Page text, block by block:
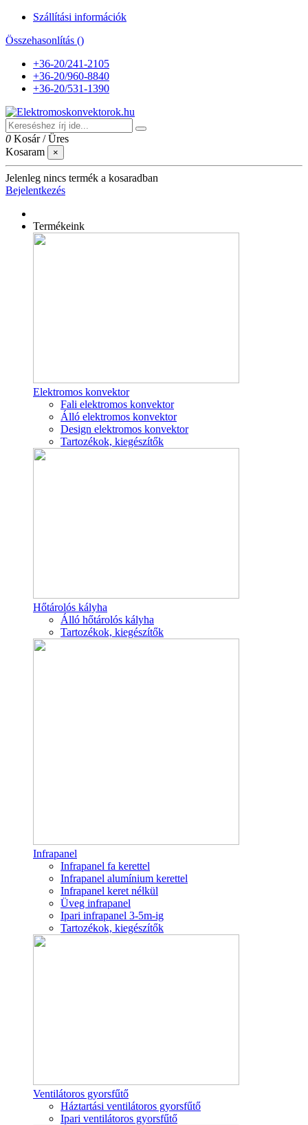
Szállítási információk
Összehasonlítás ()
+36-20/241-2105
+36-20/960-8840
+36-20/531-1390
0 Kosár /Üres
Kosaram
×
Jelenleg nincs termék a kosaradban
Bejelentkezés
Termékeink
Elektromos konvektor
Fali elektromos konvektor
Álló elektromos konvektor
Design elektromos konvektor
Tartozékok, kiegészítők
Hőtárolós kályha
Álló hőtárolós kályha
Tartozékok, kiegészítők
Infrapanel
Infrapanel fa kerettel
Infrapanel alumínium kerettel
Infrapanel keret nélkül
Üveg infrapanel
Ipari infrapanel 3-5m-ig
Tartozékok, kiegészítők
Ventilátoros gyorsfűtő
Háztartási ventilátoros gyorsfűtő
Ipari ventilátoros gyorsfűtő